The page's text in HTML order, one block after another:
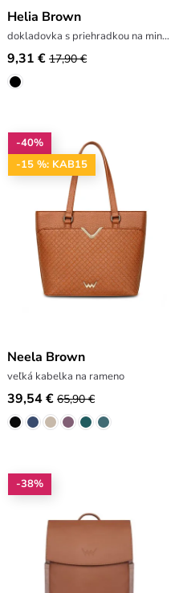
Helia Brown
dokladovka s priehradkou na mince
9,31 € 17,90 €
-40%
-15 %: KAB15
Neela Brown
veľká kabelka na rameno
39,54 € 65,90 €
-38%